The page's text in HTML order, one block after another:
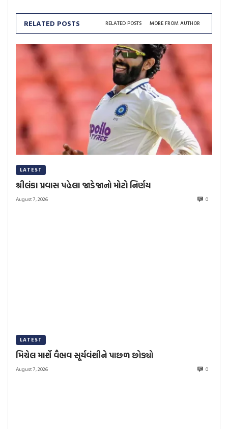
RELATED POSTS RELATED POSTS MORE FROM AUTHOR
LATEST
શ્રીલંકા પ્રવાસ પહેલા જાડેજાનો મોટો નિર્ણય
August 7, 2026 0
LATEST
મિચેલ માર્શે વૈભવ સૂર્યવંશીને પાછળ છોડ્યો
August 7, 2026 0